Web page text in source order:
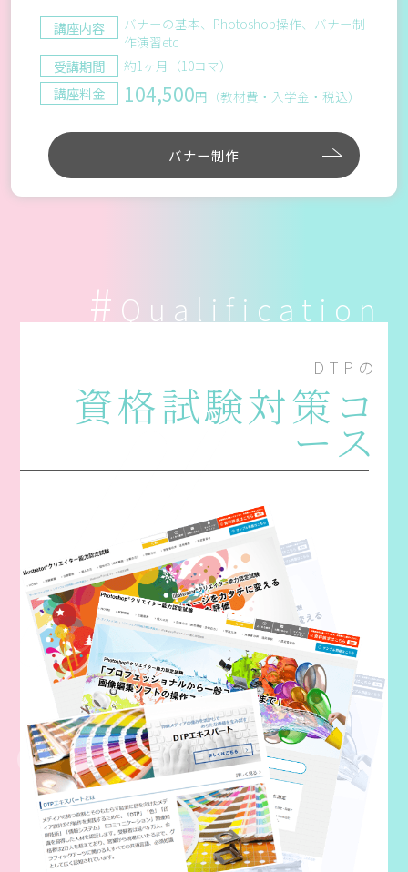
講座内容
バナーの基本、Photoshop操作、バナー制
作演習etc
受講期間 約1ヶ月（10コマ）
講座料金 104,500円（教材費・入学金・税込）
バナー制作
DTPの
資格試験対策コ
ース
Qualification